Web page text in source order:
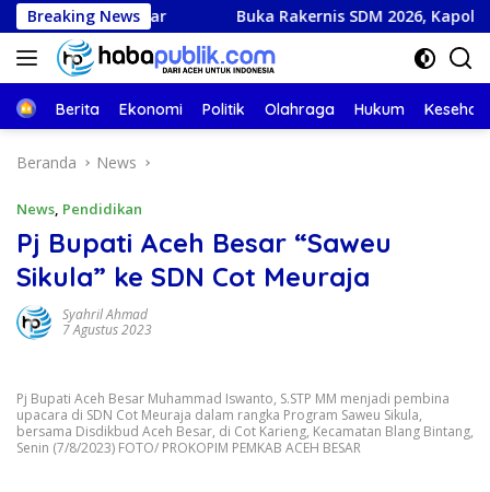
Langsung
ke
konten
Breaking News
Buka Rakernis SDM 2026, Kapolda Aceh Tegaskan
Beranda
Berita Ekonomi Politik Olahraga Hukum
Beranda News
News, Pendidikan
Pj Bupati Aceh Besar “Saweu
Sikula” ke SDN Cot Meuraja
Syahril Ahmad
7 Agustus 2023
Pj Bupati Aceh Besar Muhammad Iswanto, S.STP MM menjadi pembina
upacara di SDN Cot Meuraja dalam rangka Program Saweu Sikula,
bersama Disdikbud Aceh Besar, di Cot Karieng, Kecamatan Blang Bintang,
Senin (7/8/2023) FOTO/ PROKOPIM PEMKAB ACEH BESAR